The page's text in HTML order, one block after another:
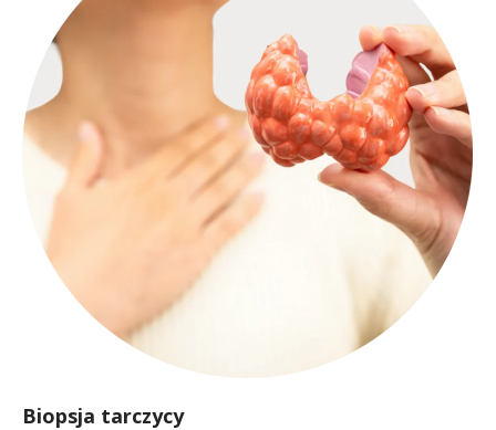
Biopsja tarczycy